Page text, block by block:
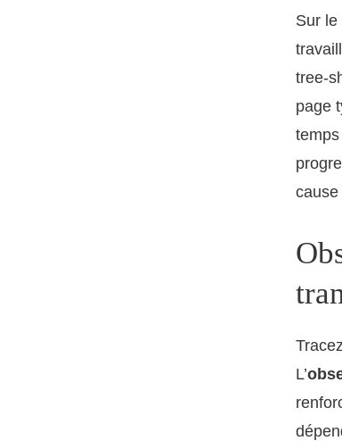
Sur
tree-
page
cause
L’